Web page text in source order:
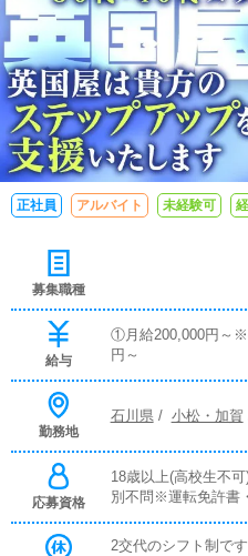
正社員 アルバイト 未経験可
募集職種
給与
①月給200,000円～
円～
勤務地
石川県/ 小松・加賀
応募資格
18歳以上(高校生不
別不問※運転免許書
2交代のシフト制で